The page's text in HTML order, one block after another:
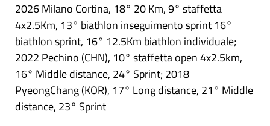
2026 Milano Cortina, 18° 20 Km, 9° staffetta
4x2.5Km, 13° biathlon inseguimento sprint 16°
biathlon sprint, 16° 12.5Km biathlon individuale;
2022 Pechino (CHN), 10° staffetta open 4x2.5km,
16° Middle distance, 24° Sprint; 2018
PyeongChang (KOR), 17° Long distance, 21° Middle
distance, 23° Sprint